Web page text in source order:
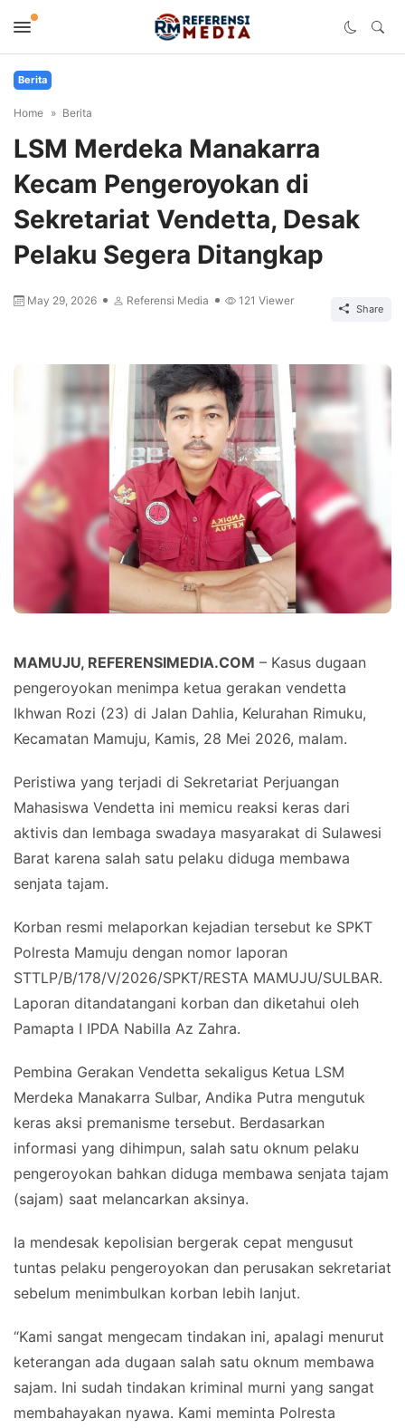
Berita
Home Berita
LSM Merdeka Manakarra
Kecam Pengeroyokan di
Sekretariat Vendetta, Desak
Pelaku Segera Ditangkap
May 29, 2026 Referensi Media 121 Viewer
Share
MAMUJU, REFERENSIMEDIA.COM – Kasus dugaan
pengeroyokan menimpa ketua gerakan vendetta
Ikhwan Rozi (23) di Jalan Dahlia, Kelurahan Rimuku,
Kecamatan Mamuju, Kamis, 28 Mei 2026, malam.
Peristiwa yang terjadi di Sekretariat Perjuangan
Mahasiswa Vendetta ini memicu reaksi keras dari
aktivis dan lembaga swadaya masyarakat di Sulawesi
Barat karena salah satu pelaku diduga membawa
senjata tajam.
Korban resmi melaporkan kejadian tersebut ke SPKT
Polresta Mamuju dengan nomor laporan
STTLP/B/178/V/2026/SPKT/RESTA MAMUJU/SULBAR.
Laporan ditandatangani korban dan diketahui oleh
Pamapta I IPDA Nabilla Az Zahra.
Pembina Gerakan Vendetta sekaligus Ketua LSM
Merdeka Manakarra Sulbar, Andika Putra mengutuk
keras aksi premanisme tersebut. Berdasarkan
informasi yang dihimpun, salah satu oknum pelaku
pengeroyokan bahkan diduga membawa senjata tajam
(sajam) saat melancarkan aksinya.
Ia mendesak kepolisian bergerak cepat mengusut
tuntas pelaku pengeroyokan dan perusakan sekretariat
sebelum menimbulkan korban lebih lanjut.
“Kami sangat mengecam tindakan ini, apalagi menurut
keterangan ada dugaan salah satu oknum membawa
sajam. Ini sudah tindakan kriminal murni yang sangat
membahayakan nyawa. Kami meminta Polresta